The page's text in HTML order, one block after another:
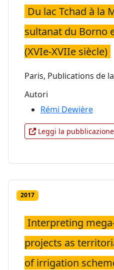
Du lac Tchad à la
sultanat du Borno
(XVIe-XVIIe siècle)
Paris, Publications de
Autori
Rémi Dewière
Leggi la pubblicazione
2017
Interpreting
projects as
of irrigation